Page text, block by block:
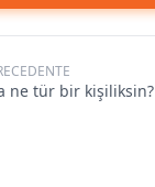
ne tür bir kişiliksin?